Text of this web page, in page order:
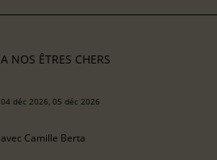
A NOS ÊTRES CHERS
04 déc 2026, 05 déc 2026
avec Camille Berta